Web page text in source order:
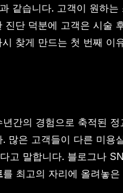
같습니다. 고객이 원하
단 덕분에 고객은 시술
찾게 만드는 첫 번째 이
간의 경험으로 축적된
은 고객들이 다른 미용
고 말합니다. 블로그나
를 최고의 자리에 올려놓